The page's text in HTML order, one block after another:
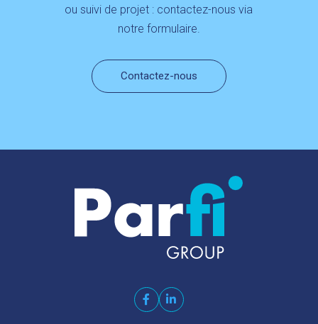
ou suivi de projet : contactez-nous via
notre formulaire.
Contactez-nous